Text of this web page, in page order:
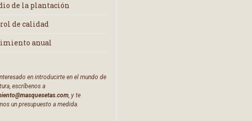
de la plantación
de calidad
anual
en introducirte en el mundo de
escríbenos a
, y te
un presupuesto a medida.